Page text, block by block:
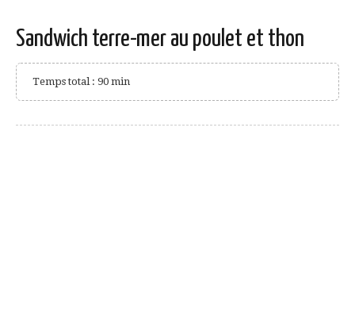
Sandwich terre-mer au poulet et thon
Temps total : 90 min